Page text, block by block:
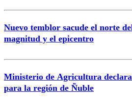
Nuevo temblor sacude el norte
magnitud y el epicentro
Ministerio de Agricultura
para la región de Ñuble